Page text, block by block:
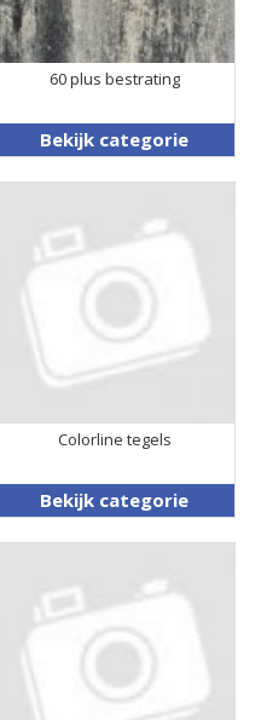
60 plus bestrating
Bekijk categorie
Colorline tegels
Bekijk categorie